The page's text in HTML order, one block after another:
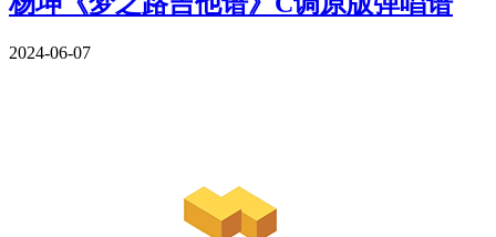
2024-06-07